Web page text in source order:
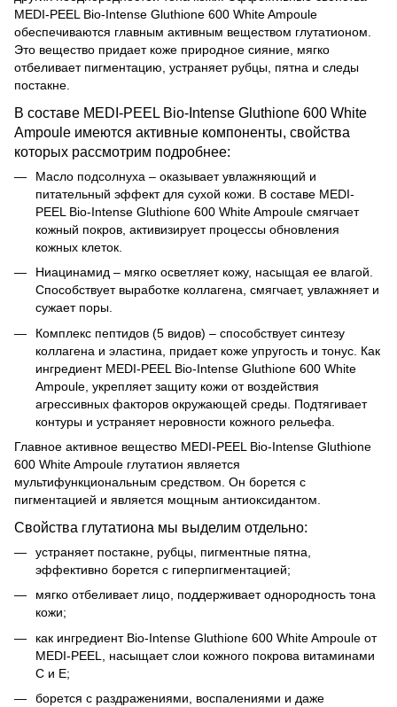
MEDI-PEEL Bio-Intense Gluthione 600 White Ampoule
обеспечиваются главным активным веществом глутатионом.
Это вещество придает коже природное сияние, мягко
отбеливает пигментацию, устраняет рубцы, пятна и следы
постакне.
В составе MEDI-PEEL Bio-Intense Gluthione 600 White
Ampoule имеются активные компоненты, свойства
которых рассмотрим подробнее:
Масло подсолнуха – оказывает увлажняющий и
питательный эффект для сухой кожи. В составе MEDI-
PEEL Bio-Intense Gluthione 600 White Ampoule смягчает
кожный покров, активизирует процессы обновления
кожных клеток.
Ниацинамид – мягко осветляет кожу, насыщая ее влагой.
Способствует выработке коллагена, смягчает, увлажняет и
сужает поры.
Комплекс пептидов (5 видов) – способствует синтезу
коллагена и эластина, придает коже упругость и тонус. Как
ингредиент MEDI-PEEL Bio-Intense Gluthione 600 White
Ampoule, укрепляет защиту кожи от воздействия
агрессивных факторов окружающей среды. Подтягивает
контуры и устраняет неровности кожного рельефа.
Главное активное вещество MEDI-PEEL Bio-Intense Gluthione
600 White Ampoule глутатион является
мультифункциональным средством. Он борется с
пигментацией и является мощным антиоксидантом.
Свойства глутатиона мы выделим отдельно:
устраняет постакне, рубцы, пигментные пятна,
эффективно борется с гиперпигментацией;
мягко отбеливает лицо, поддерживает однородность тона
кожи;
как ингредиент Bio-Intense Gluthione 600 White Ampoule от
MEDI-PEEL, насыщает слои кожного покрова витаминами
С и Е;
борется с раздражениями, воспалениями и даже